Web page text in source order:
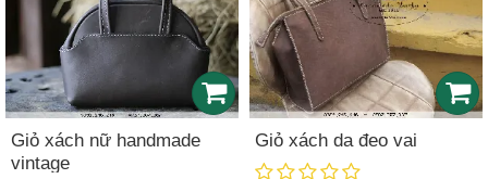
Giỏ xách nữ handmade
vintage
Giỏ xách da đeo vai